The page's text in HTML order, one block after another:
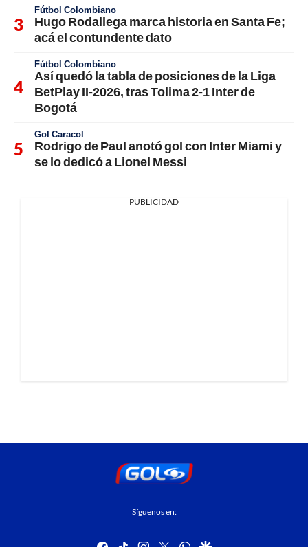
Fútbol Colombiano
Hugo Rodallega marca historia en Santa Fe;
acá el contundente dato
Fútbol Colombiano
Así quedó la tabla de posiciones de la Liga
BetPlay II-2026, tras Tolima 2-1 Inter de
Bogotá
Gol Caracol
Rodrigo de Paul anotó gol con Inter Miami y
se lo dedicó a Lionel Messi
PUBLICIDAD
Síguenos en:
facebook
tiktok instagram
twitterwhatsapp
google